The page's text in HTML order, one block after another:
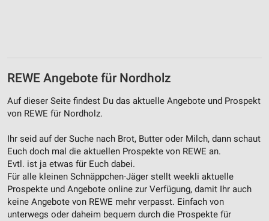
REWE Angebote für Nordholz
Auf dieser Seite findest Du das aktuelle Angebote und Prospekt
von REWE für Nordholz.
Ihr seid auf der Suche nach Brot, Butter oder Milch, dann schaut
Euch doch mal die aktuellen Prospekte von REWE an.
Evtl. ist ja etwas für Euch dabei.
Für alle kleinen Schnäppchen-Jäger stellt weekli aktuelle
Prospekte und Angebote online zur Verfügung, damit Ihr auch
keine Angebote von REWE mehr verpasst. Einfach von
unterwegs oder daheim bequem durch die Prospekte für
Werbung